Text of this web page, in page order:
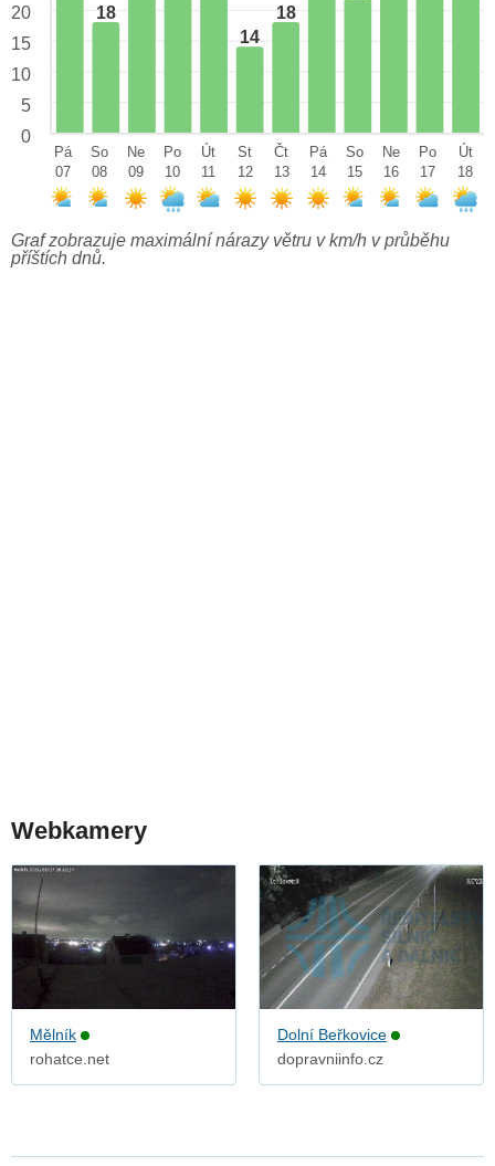
18
14
18
20
15
10
5
0
Pá
07
So
08
Ne
09
Po
10
Út
11
St
12
Čt
13
Pá
14
So
15
Ne
16
Po
17
Út
18
Graf zobrazuje maximální nárazy větru v km/h v průběhu
příštích dnů.
Webkamery
Mělník
rohatce.net
Dolní Beřkovice
dopravniinfo.cz